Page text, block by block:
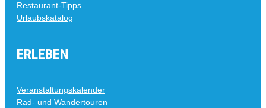
Restaurant-Tipps
Urlaubskatalog
ERLEBEN
Veranstaltungskalender
Rad- und Wandertouren